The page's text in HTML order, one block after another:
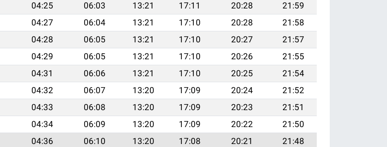
04:25 06:03 13:21 17:11 20:28
21:59
04:27 06:04 13:21 17:10 20:28
21:58
04:28 06:05 13:21 17:10 20:27
21:57
04:29 06:05 13:21 17:10 20:26
21:55
04:31 06:06 13:21 17:10 20:25
21:54
04:32 06:07 13:20 17:09 20:24
21:52
04:33 06:08 13:20 17:09 20:23
21:51
04:34 06:09 13:20 17:09 20:22
21:50
04:36 06:10 13:20 17:08 20:21
21:48